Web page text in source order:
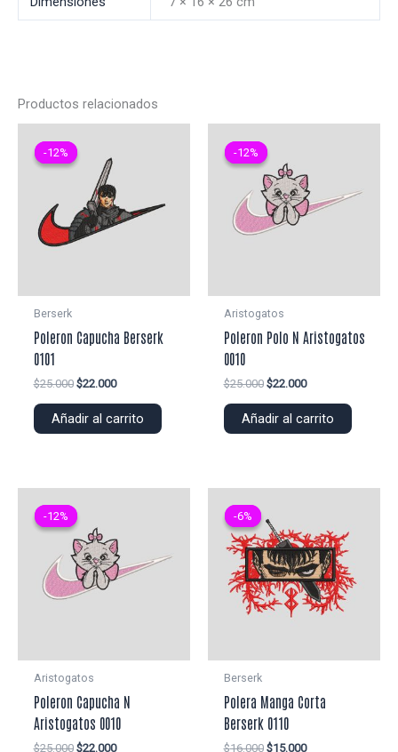
Productos relacionados
-12%
-12%
Berserk
Poleron Capucha Berserk
0101
$25.000 El
original
$22.000El
actual
Añadir al carrito
-12%
-12%
Aristogatos
Poleron Polo N Aristogatos
0010
$25.000 El
original
$22.000El
actual
Añadir al carrito
-12%
-12%
Aristogatos
Poleron Capucha N
Aristogatos 0010
$25.000 El
$22.000El
-6%
-6%
Berserk
Polera Manga Corta
Berserk 0110
$16.000 El
$15.000El